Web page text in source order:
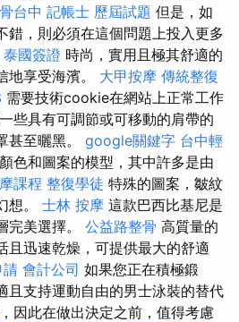
台中 記帳士 歷屆試題 但是，如
錯，則必須在這個問題上投入更多
泰國簽證 時尚，實用且極其舒適的
地享受海濱。 大甲按摩 傳統整復
需要技術cookie在網站上正常工作
些具有可調節或可移動的肩帶的
甚至曬黑。 google關鍵字 台中輕
色和圖案的模型，其中許多是由
課程 整復學徒 特殊的圖案，皺紋
想。 士林 按摩 這款巴西比基尼是
完美選擇。 公益路整骨 高質量的
且迅速乾燥，可提供最大的舒適
請 會計公司 如果您正在積極鍛
且支持運動自由的男士泳裝的替代
因此在做出決定之前，值得考慮